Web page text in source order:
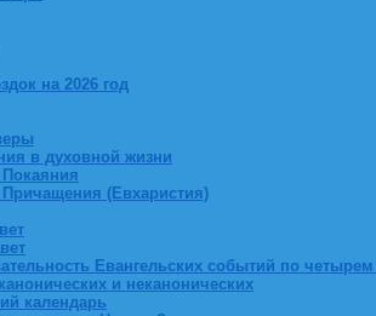
на 2026 год
в духовной жизни
Причащения (Евхаристия)
Евангельских событий по четырем
и неканонических
календарь